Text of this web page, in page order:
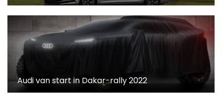
Audi van start in Dakar-rally 2022